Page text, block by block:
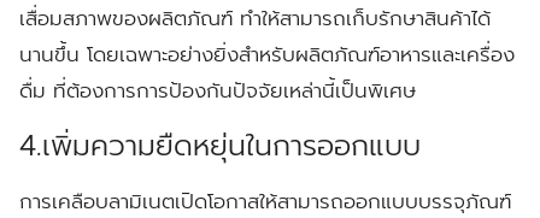
เสื่อมสภาพของผลิตภัณฑ์ ทำให้สามารถเก็บรักษาสินค้าได้
นานขึ้น โดยเฉพาะอย่างยิ่งสำหรับผลิตภัณฑ์อาหารและเครื่อง
ดื่ม ที่ต้องการการป้องกันปัจจัยเหล่านี้เป็นพิเศษ
4.เพิ่มความยืดหยุ่นในการออกแบบ
การเคลือบลามิเนตเปิดโอกาสให้สามารถออกแบบบรรจุภัณฑ์